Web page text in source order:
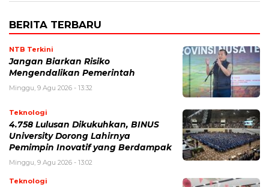
BERITA TERBARU
NTB Terkini
Jangan Biarkan Risiko
Mengendalikan Pemerintah
Minggu, 9 Agu 2026 - 13:32
Teknologi
4.758 Lulusan Dikukuhkan, BINUS
University Dorong Lahirnya
Pemimpin Inovatif yang Berdampak
Minggu, 9 Agu 2026 - 13:02
Teknologi